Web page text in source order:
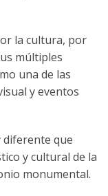
la cultura, por
múltiples
una de las
y eventos
diferente que
y cultural de la
monumental.